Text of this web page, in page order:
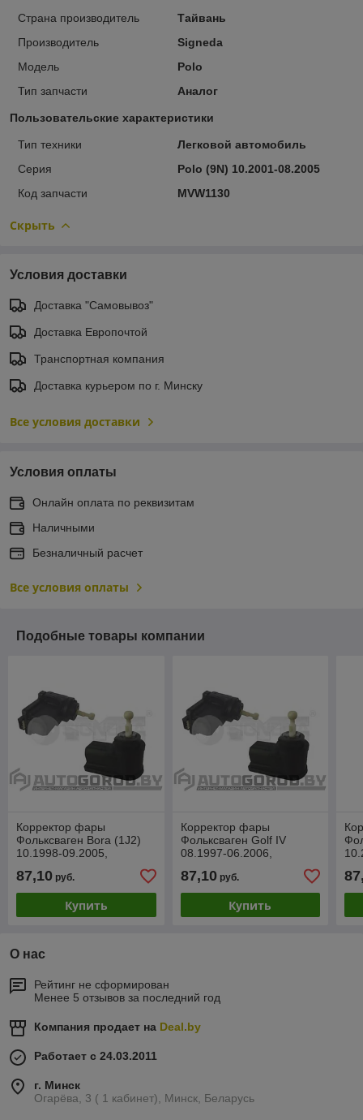
Страна производитель
Тайвань
Производитель
Signeda
Модель
Polo
Тип запчасти
Аналог
Пользовательские характеристики
Тип техники
Легковой автомобиль
Серия
Polo (9N) 10.2001-08.2005
Код запчасти
MVW1130
Скрыть
Условия доставки
Доставка "Самовывоз"
Доставка Европочтой
Транспортная компания
Доставка курьером по г. Минску
Все условия доставки
Условия оплаты
Онлайн оплата по реквизитам
Наличными
Безналичный расчет
Все условия оплаты
Подобные товары компании
Корректор фары
Фольксваген Bora (1J2)
10.1998-09.2005,
87,10 руб.
Купить
Корректор фары
Фольксваген Golf IV
08.1997-06.2006,
87,10руб.
Купить
О нас
Рейтинг не сформирован
Менее 5 отзывов за последний год
Компания продает на Deal.by
Работает с 24.03.2011
г. Минск
Огарёва, 3 ( 1 кабинет), Минск, Беларусь